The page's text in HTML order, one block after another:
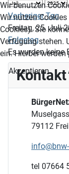
Vorheriger Tag
Freitag, 25. Juli
Folgetag
Es wurden keine
Kontakt
79112
tel 07664
Wir benutzen
Wir nutzen
Cookies). Sie
Verfügung stehen.
ein. Hierbei
Akzeptieren